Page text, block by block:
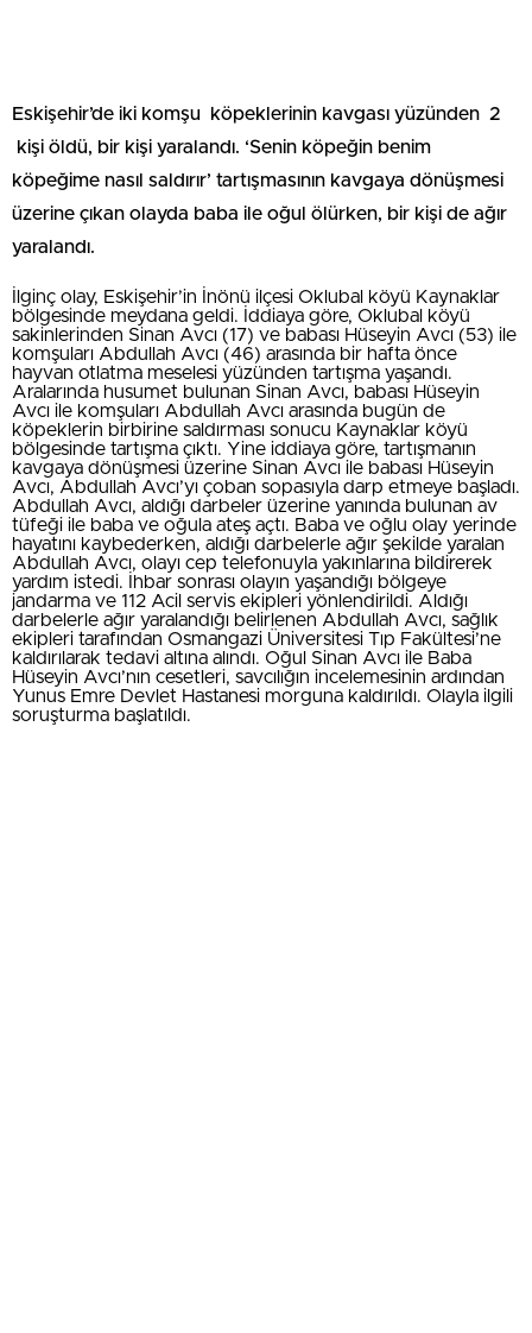
Eskişehir’de iki komşu köpeklerinin kavgası yüzünden 2
kişi öldü, bir kişi yaralandı. ‘Senin köpeğin benim
köpeğime nasıl saldırır’ tartışmasının kavgaya dönüşmesi
üzerine çıkan olayda baba ile oğul ölürken, bir kişi de ağır
yaralandı.
İlginç olay, Eskişehir’in İnönü ilçesi Oklubal köyü Kaynaklar
bölgesinde meydana geldi. İddiaya göre, Oklubal köyü
sakinlerinden Sinan Avcı (17) ve babası Hüseyin Avcı (53) ile
komşuları Abdullah Avcı (46) arasında bir hafta önce
hayvan otlatma meselesi yüzünden tartışma yaşandı.
Aralarında husumet bulunan Sinan Avcı, babası Hüseyin
Avcı ile komşuları Abdullah Avcı arasında bugün de
köpeklerin birbirine saldırması sonucu Kaynaklar köyü
bölgesinde tartışma çıktı. Yine iddiaya göre, tartışmanın
kavgaya dönüşmesi üzerine Sinan Avcı ile babası Hüseyin
Avcı, Abdullah Avcı’yı çoban sopasıyla darp etmeye başladı.
Abdullah Avcı, aldığı darbeler üzerine yanında bulunan av
tüfeği ile baba ve oğula ateş açtı. Baba ve oğlu olay yerinde
hayatını kaybederken, aldığı darbelerle ağır şekilde yaralan
Abdullah Avcı, olayı cep telefonuyla yakınlarına bildirerek
yardım istedi. İhbar sonrası olayın yaşandığı bölgeye
jandarma ve 112 Acil servis ekipleri yönlendirildi. Aldığı
darbelerle ağır yaralandığı belirlenen Abdullah Avcı, sağlık
ekipleri tarafından Osmangazi Üniversitesi Tıp Fakültesi’ne
kaldırılarak tedavi altına alındı. Oğul Sinan Avcı ile Baba
Hüseyin Avcı’nın cesetleri, savcılığın incelemesinin ardından
Yunus Emre Devlet Hastanesi morguna kaldırıldı. Olayla ilgili
soruşturma başlatıldı.